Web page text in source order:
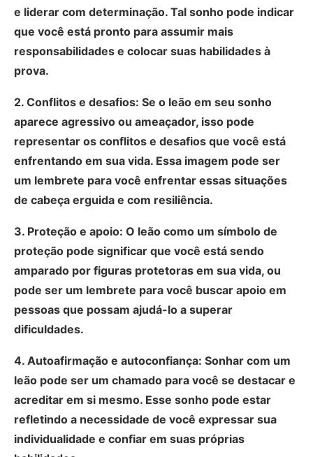
e liderar com determinação. Tal sonho pode indicar
que você está pronto para assumir mais
responsabilidades e colocar suas habilidades à
prova.
2. Conflitos e desafios: Se o leão em seu sonho
aparece agressivo ou ameaçador, isso pode
representar os conflitos e desafios que você está
enfrentando em sua vida. Essa imagem pode ser
um lembrete para você enfrentar essas situações
de cabeça erguida e com resiliência.
3. Proteção e apoio: O leão como um símbolo de
proteção pode significar que você está sendo
amparado por figuras protetoras em sua vida, ou
pode ser um lembrete para você buscar apoio em
pessoas que possam ajudá-lo a superar
dificuldades.
4. Autoafirmação e autoconfiança: Sonhar com um
leão pode ser um chamado para você se destacar e
acreditar em si mesmo. Esse sonho pode estar
refletindo a necessidade de você expressar sua
individualidade e confiar em suas próprias